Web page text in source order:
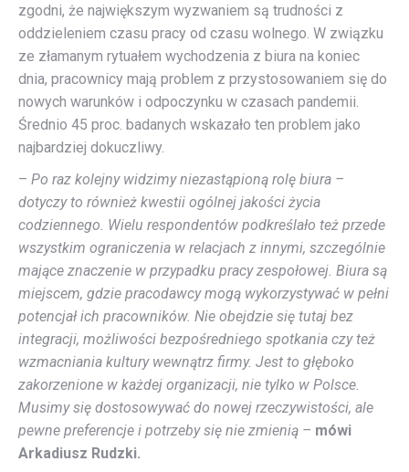
zgodni, że największym wyzwaniem są trudności z
oddzieleniem czasu pracy od czasu wolnego. W związku
ze złamanym rytuałem wychodzenia z biura na koniec
dnia, pracownicy mają problem z przystosowaniem się do
nowych warunków i odpoczynku w czasach pandemii.
Średnio 45 proc. badanych wskazało ten problem jako
najbardziej dokuczliwy.
– Po raz kolejny widzimy niezastąpioną rolę biura –
dotyczy to również kwestii ogólnej jakości życia
codziennego. Wielu respondentów podkreślało też przede
wszystkim ograniczenia w relacjach z innymi, szczególnie
mające znaczenie w przypadku pracy zespołowej. Biura są
miejscem, gdzie pracodawcy mogą wykorzystywać w pełni
potencjał ich pracowników. Nie obejdzie się tutaj bez
integracji, możliwości bezpośredniego spotkania czy też
wzmacniania kultury wewnątrz firmy. Jest to głęboko
zakorzenione w każdej organizacji, nie tylko w Polsce.
Musimy się dostosowywać do nowej rzeczywistości, ale
pewne preferencje i potrzeby się nie zmienią – mówi
Arkadiusz Rudzki.